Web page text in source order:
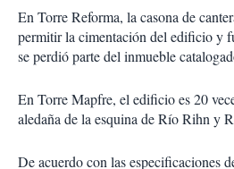
En Torre Reforma, la casona de
permitir la cimentación del edificio y
se perdió parte del inmueble
En Torre Mapfre, el edificio es 20
aledaña de la esquina de Río Rihn y
De acuerdo con las especificaciones